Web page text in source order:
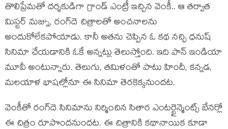
తొలిప్రేమ‌తో ద‌ర్శ‌కుడిగా గ్రాండ్ ఎంట్రీ ఇచ్చిన వెంకీ.. ఆ త‌ర్వాత
మిస్ట‌ర్ మ‌జ్ను, రంగ్‌దె చిత్రాల‌తో అంచ‌నాల‌ను
అందుకోలేక‌పోయాడు. కానీ అత‌ను చెప్పిన ఓ క‌థ న‌చ్చి ధ‌నుష్
సినిమా చేయ‌డానికి ఓకే అన్న‌ట్లు తెలుస్తోంది. ఇది పాన్ ఇండియా
మూవీ అంటున్నారు. తెలుగు, త‌మిళంతో పాటు హిందీ, క‌న్న‌డ‌,
మ‌ల‌యాళ భాష‌ల్లోనూ ఈ సినిమా తెర‌కెక్క‌నుంద‌ట‌.
వెంకీతో రంగ్‌దె సినిమాను నిర్మించిన‌ సితార ఎంట‌ర్టైన్మెంట్స్ బేన‌ర్లో
ఈ చిత్రం రూపొంద‌నుంద‌ట‌. ఈ చిత్రానికి క‌థానాయిక కూడా